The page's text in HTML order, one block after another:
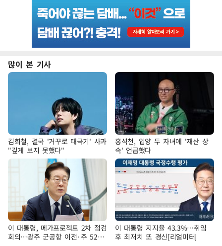
많이 본 기사
김희철, 결국 '거꾸로 태극기' 사과
"깊게 보지 못했다"
홍석천, 입양 두 자녀에 '재산 상
속' 언급했다
이 대통령, 메가프로젝트 2차 점검
회의…광주 군공항 이전·주 52시
이 대통령 지지율 43.3%…취임
후 최저치 또 경신[리얼미터]